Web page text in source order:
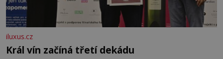
iluxus.cz
Král vín začíná třetí dekádu